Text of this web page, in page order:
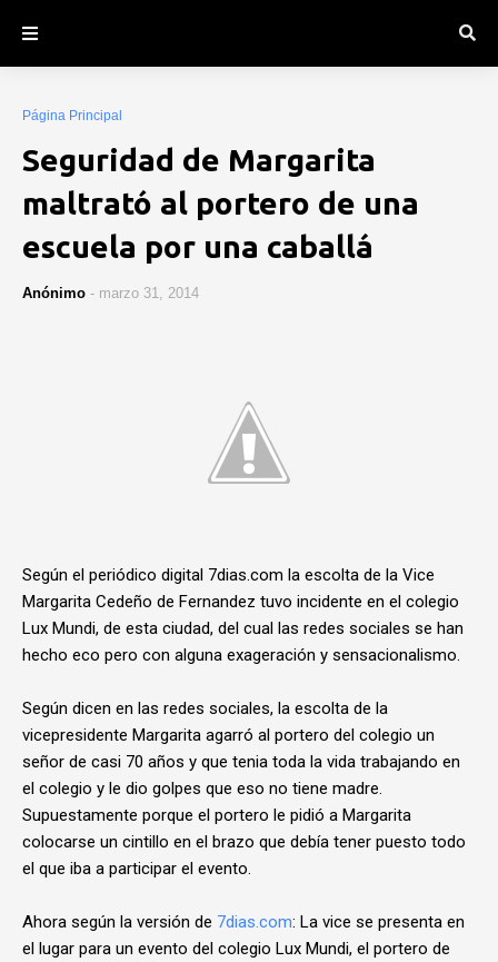
Página Principal
Seguridad de Margarita
maltrató al portero de una
escuela por una caballá
Anónimo - marzo 31, 2014
Según el periódico digital 7dias.com la escolta de la Vice
Margarita Cedeño de Fernandez tuvo incidente en el colegio
Lux Mundi, de esta ciudad, del cual las redes sociales se han
hecho eco pero con alguna exageración y sensacionalismo.
Según dicen en las redes sociales, la escolta de la
vicepresidente Margarita agarró al portero del colegio un
señor de casi 70 años y que tenia toda la vida trabajando en
el colegio y le dio golpes que eso no tiene madre.
Supuestamente porque el portero le pidió a Margarita
colocarse un cintillo en el brazo que debía tener puesto todo
el que iba a participar el evento.
Ahora según la versión de 7dias.com: La vice se presenta en
el lugar para un evento del colegio Lux Mundi, el portero de